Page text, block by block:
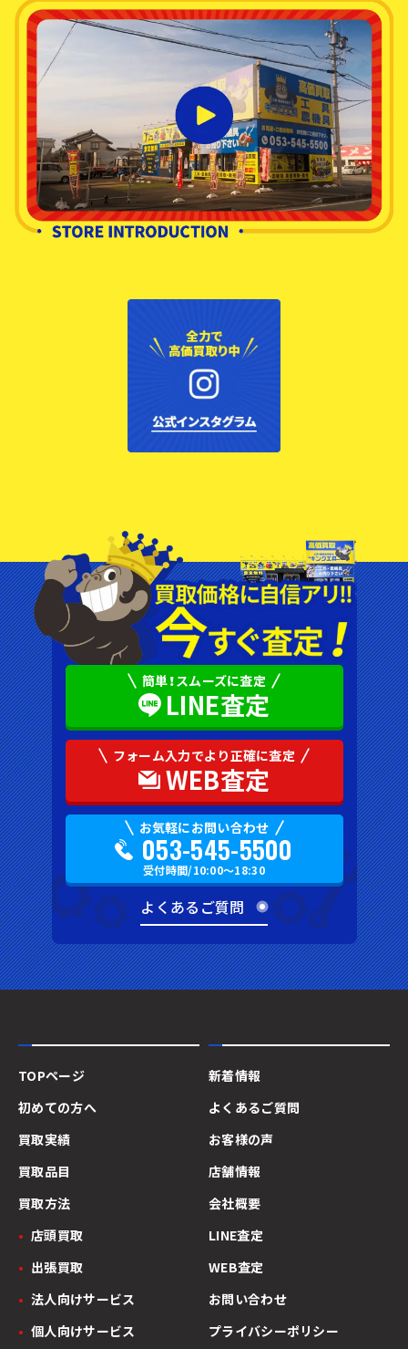
簡単！スムーズに査定
LINE査定
フォーム入力でより正確に査定
WEB査定
お気軽にお問い合わせ
053-545-5500
受付時間/10:00〜18:30
よくあるご質問
TOPページ
初めての方へ
買取実績
買取品目
買取方法
店頭買取
出張買取
法人向けサービス
個人向けサービス
新着情報
よくあるご質問
お客様の声
店舗情報
会社概要
LINE査定
WEB査定
お問い合わせ
プライバシーポリシー